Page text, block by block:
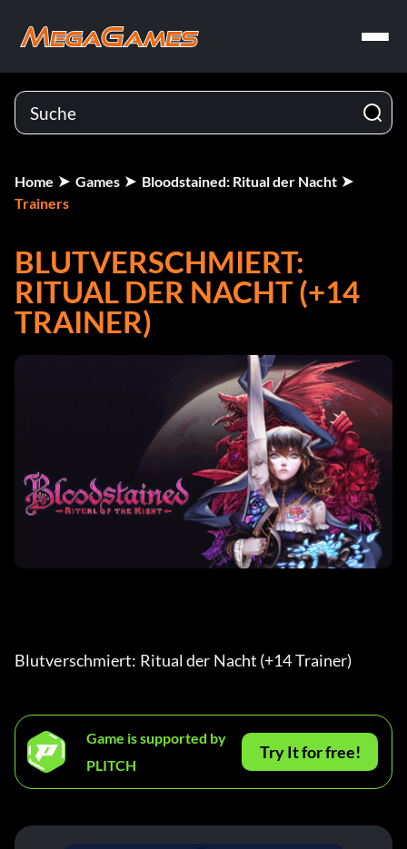
Home Games
Bloodstained: Ritual der Nacht
Trainers
BLUTVERSCHMIERT:
RITUAL DER NACHT (+14
TRAINER)
Blutverschmiert: Ritual der Nacht (+14 Trainer)
Game is supported by
PLITCH
Try It for free!